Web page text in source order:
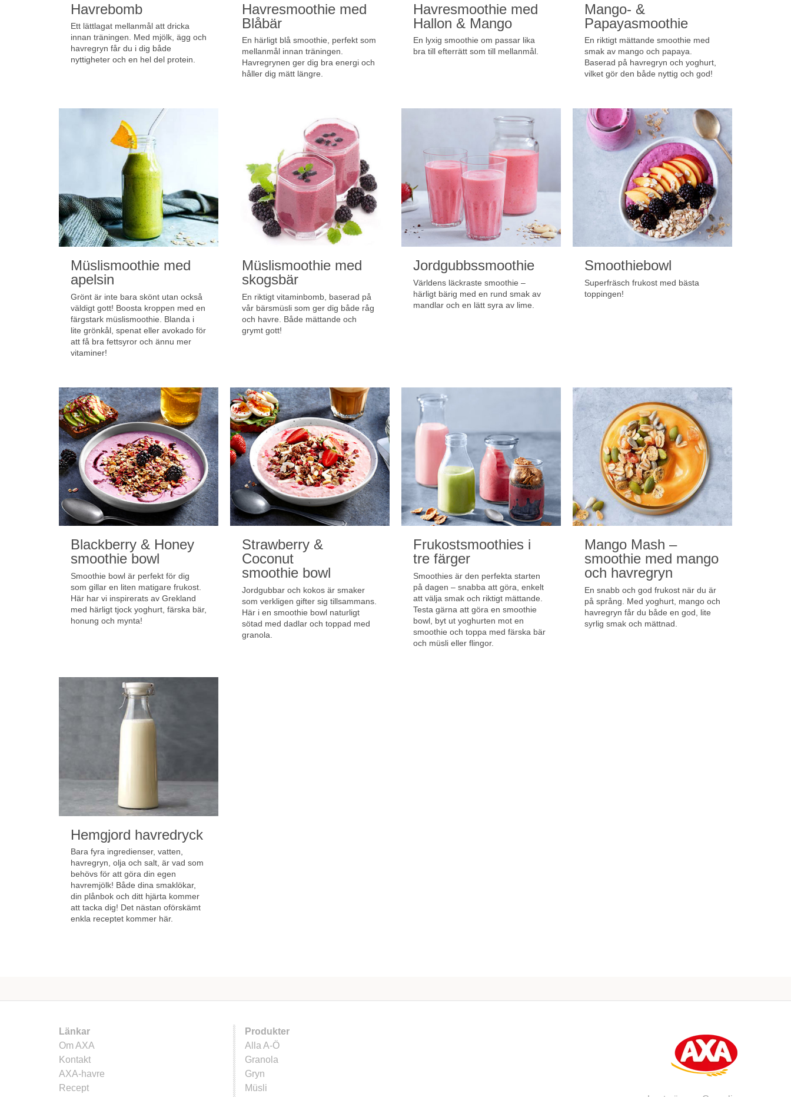
Havrebomb
Ett lättlagat mellanmål att dricka
innan träningen. Med mjölk, ägg och
havregryn får du i dig både
nyttigheter och en hel del protein.
Havresmoothie med
Blåbär
En härligt blå smoothie, perfekt som
mellanmål innan träningen.
Havregrynen ger dig bra energi och
håller dig mätt längre.
Havresmoothie med
Hallon & Mango
En lyxig smoothie om passar lika
bra till efterrätt som till mellanmål.
Mango- &
Papayasmoothie
En riktigt mättande smoothie med
smak av mango och papaya.
Baserad på havregryn och yoghurt,
vilket gör den både nyttig och god!
Müslismoothie med
apelsin
Grönt är inte bara skönt utan också
väldigt gott! Boosta kroppen med en
färgstark müslismoothie. Blanda i
lite grönkål, spenat eller avokado för
att få bra fettsyror och ännu mer
vitaminer!
Müslismoothie med
skogsbär
En riktigt vitaminbomb, baserad på
vår bärsmüsli som ger dig både råg
och havre. Både mättande och
grymt gott!
Jordgubbssmoothie
Världens läckraste smoothie –
härligt bärig med en rund smak av
mandlar och en lätt syra av lime.
Smoothiebowl
Superfräsch frukost med bästa
toppingen!
Blackberry & Honey
smoothie bowl
Smoothie bowl är perfekt för dig
som gillar en liten matigare frukost.
Här har vi inspirerats av Grekland
med härligt tjock yoghurt, färska bär,
honung och mynta!
Strawberry &
Coconut
smoothie bowl
Jordgubbar och kokos är smaker
som verkligen gifter sig tillsammans.
Här i en smoothie bowl naturligt
sötad med dadlar och toppad med
granola.
Frukostsmoothies i
tre färger
Smoothies är den perfekta starten
på dagen – snabba att göra, enkelt
att välja smak och riktigt mättande.
Testa gärna att göra en smoothie
bowl, byt ut yoghurten mot en
smoothie och toppa med färska bär
och müsli eller flingor.
Mango Mash –
smoothie med mango
och havregryn
En snabb och god frukost när du är
på språng. Med yoghurt, mango och
havregryn får du både en god, lite
syrlig smak och mättnad.
Hemgjord havredryck
Bara fyra ingredienser, vatten,
havregryn, olja och salt, är vad som
behövs för att göra din egen
havremjölk! Både dina smaklökar,
din plånbok och ditt hjärta kommer
att tacka dig! Det nästan oförskämt
enkla receptet kommer här.
Länkar
Om AXA
Kontakt
AXA-havre
Recept
Produkter
Alla A-Ö
Granola
Gryn
Müsli